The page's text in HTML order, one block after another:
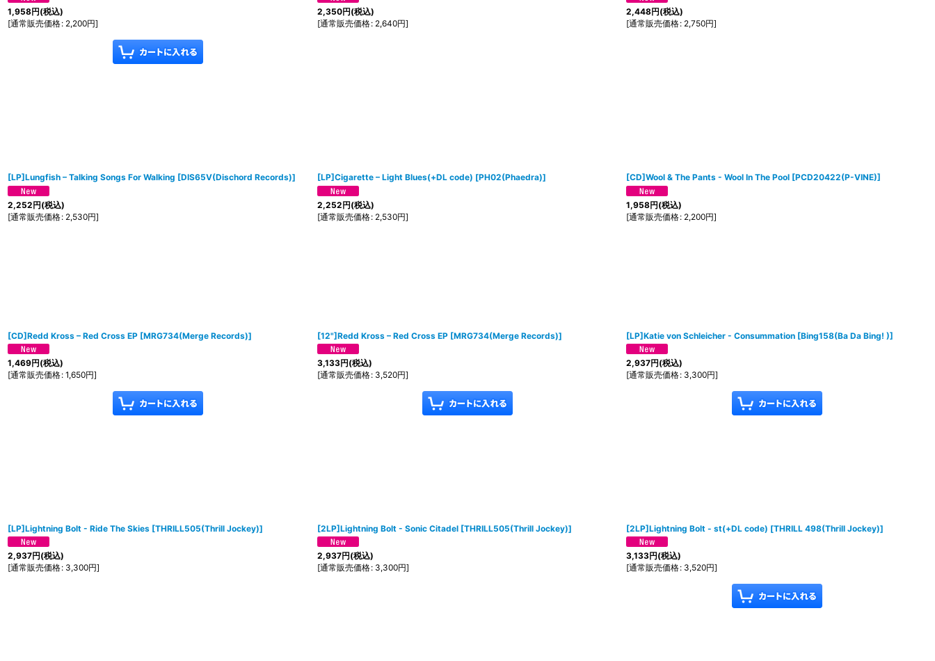
1,958円(税込)
[通常販売価格: 2,200円]
2,350円(税込)
[通常販売価格: 2,640円]
2,448円(税込)
[通常販売価格: 2,750円]
[LP]Lungfish ‎– Talking Songs For Walking [DIS65V(Dischord Records)]
2,252円(税込)
[通常販売価格: 2,530円]
[LP]Cigarette ‎– Light Blues(+DL code) [PH02(Phaedra)]
2,252円(税込)
[通常販売価格: 2,530円]
[CD]Wool & The Pants - Wool In The Pool [PCD20422(P-VINE)]
1,958円(税込)
[通常販売価格: 2,200円]
[CD]Redd Kross ‎– Red Cross EP [MRG734(Merge Records)]
1,469円(税込)
[通常販売価格: 1,650円]
[12"]Redd Kross ‎– Red Cross EP [MRG734(Merge Records)]
3,133円(税込)
[通常販売価格: 3,520円]
[LP]Katie von Schleicher ‎- Consummation [Bing158(Ba Da Bing! )]
2,937円(税込)
[通常販売価格: 3,300円]
[LP]Lightning Bolt - Ride The Skies [THRILL505(Thrill Jockey)]
2,937円(税込)
[通常販売価格: 3,300円]
[2LP]Lightning Bolt - Sonic Citadel [THRILL505(Thrill Jockey)]
2,937円(税込)
[通常販売価格: 3,300円]
[2LP]Lightning Bolt - st(+DL code) [THRILL 498(Thrill Jockey)]
3,133円(税込)
[通常販売価格: 3,520円]